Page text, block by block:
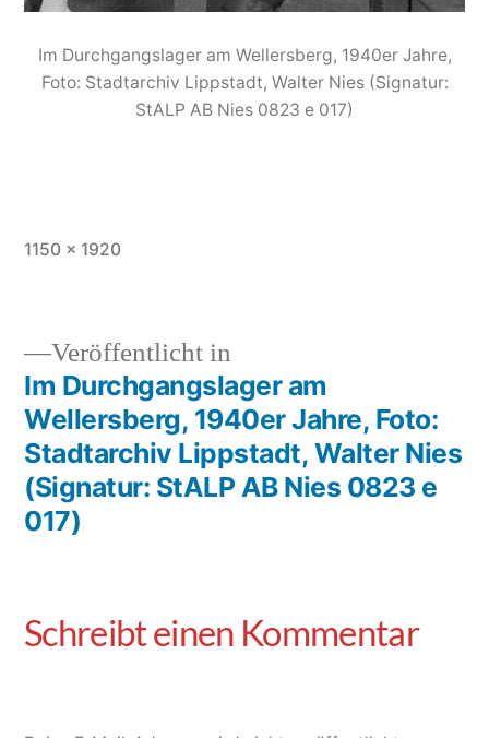
Im Durchgangslager am Wellersberg, 1940er Jahre,
Foto: Stadtarchiv Lippstadt, Walter Nies (Signatur:
StALP AB Nies 0823 e 017)
1150 × 1920
Veröffentlicht in
Im Durchgangslager am
Wellersberg, 1940er Jahre, Foto:
Stadtarchiv Lippstadt, Walter Nies
(Signatur: StALP AB Nies 0823 e
017)